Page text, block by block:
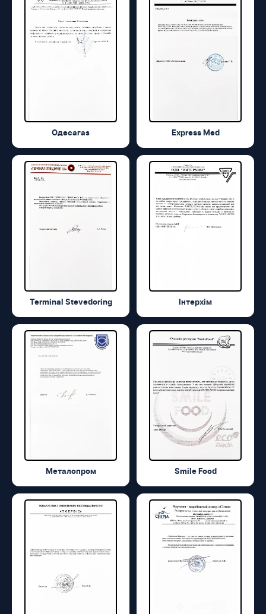
Одесагаз Express Med
Terminal Stevedoring Інтерхім
Металопром Smile Food